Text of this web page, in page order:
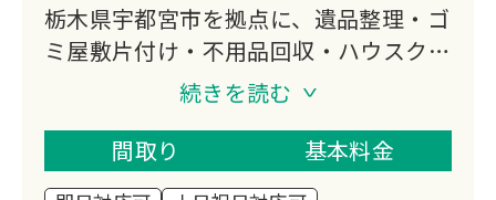
栃木県宇都宮市を拠点に、遺品整理・ゴ
ミ屋敷片付け・不用品回収・ハウスクリ
ーニングなど幅広く対応。
年中無休で営業し、深夜の引越しや急な
依頼にも柔軟に対応します。
業界最安値を目指し、お客様のお気持ち
続きを読む
間取り
基本料金